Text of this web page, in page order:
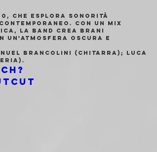
che esplora sonorità
Con un mix
la band crea brani
un'atmosfera oscura e
Brancolini (chitarra); Luca